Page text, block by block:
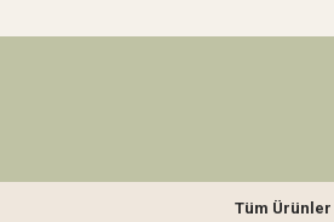
Tüm Ürünler